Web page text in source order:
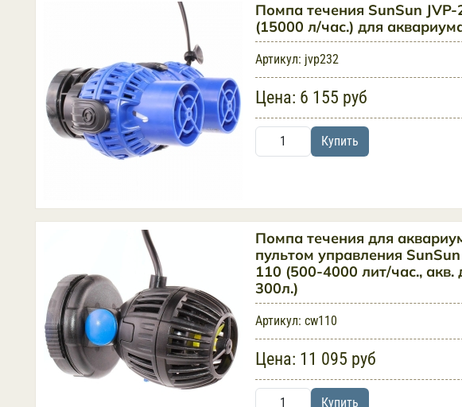
Помпа течения SunSun JVP-
(15000 л/час.) для
Артикул: jvp232
Цена: 6 155 руб
Купить
Помпа течения для
пультом управления
110 (500-4000 лит/час., акв.
300л.)
Артикул: cw110
Цена: 11 095 руб
Купить